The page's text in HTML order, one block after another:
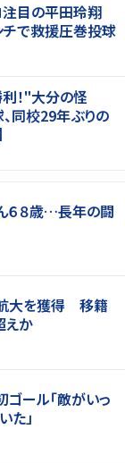
注目の平田玲翔
チで救援圧巻投球
！"大分の怪
同校29年ぶりの
６８歳…長年の闘
航大を獲得 移籍
えか
ゴール「敵がいっ
た」